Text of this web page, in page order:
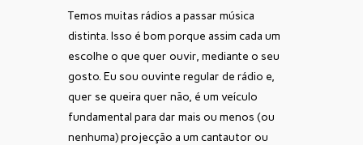
Temos muitas rádios a passar música
distinta. Isso é bom porque assim cada um
escolhe o que quer ouvir, mediante o seu
gosto. Eu sou ouvinte regular de rádio e,
quer se queira quer não, é um veículo
fundamental para dar mais ou menos (ou
nenhuma) projecção a um cantautor ou